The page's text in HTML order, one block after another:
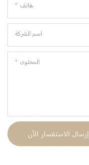
هاتف
اسم الشركة
المحتوى
إرسال الاستفسار الآن